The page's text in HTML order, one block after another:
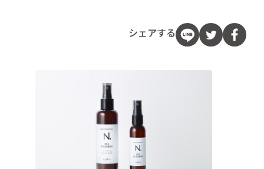
シェアする